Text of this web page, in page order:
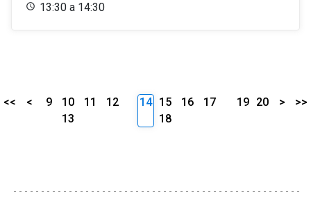
13:30 a 14:30
<< < 9 10 11
12
13
14 15 16
17
18
19 20 > >>